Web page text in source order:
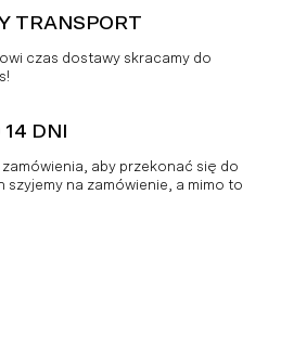
TRANSPORT
czas dostawy skracamy do
14 DNI
aby przekonać się do
szyjemy na zamówienie, a mimo to